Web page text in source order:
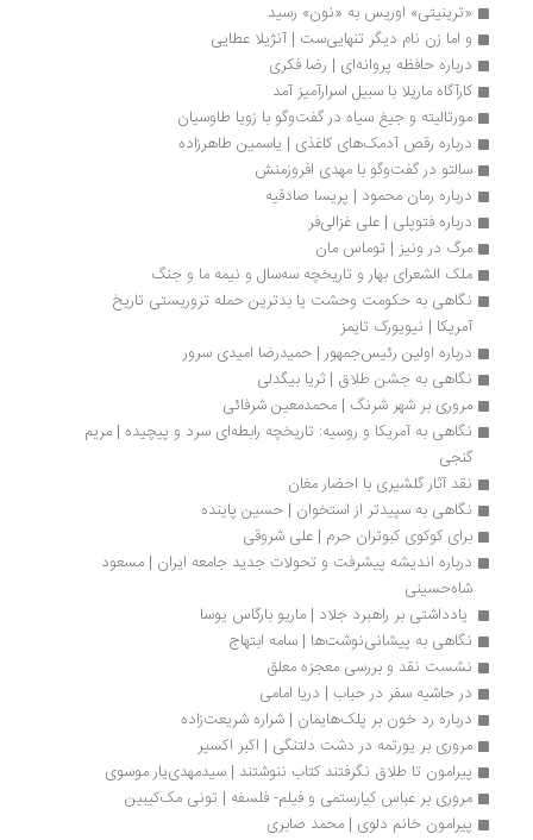
«ترینیتی» اوریس به «نون» رسید
و اما زن نام دیگر تنهایی‌ست | آنژیلا عطایی
درباره حافظه پروانه‌ای | رضا فکری
کارآگاه ماریلا با سبیل اسرارآمیز آمد
مورتالیته و جیغ سیاه در گفت‌وگو با زویا طاوسیان
درباره رقص آدمک‏‌های کاغذی | یاسمین طاهرزاده
سالتو در گفت‌وگو با مهدی افروزمنش
درباره رمان محمود | پریسا صادقیه
درباره فتوپلی | علی غزالی‌فر
مرگ در ونیز | توماس مان
ملک الشعرای بهار و تاریخچه سه‌سال و نیمه ما و جنگ
نگاهی به حکومت وحشت یا بدترین حمله تروریستی تاریخ
آمریکا | نیویورک تایمز
درباره اولین رئیس‌جمهور | حمیدرضا امیدی سرور
نگاهی به جشن طلاق | ثریا بیگدلی
مروری بر شهر شرنگ | محمدمعین شرفائی
نگاهی به آمریکا و روسیه: تاریخچه رابطه‌ای سرد و پیچیده | مریم
نقد آثار گلشیری با احضار مغان
نگاهی به سپیدتر از استخوان | حسین پاینده
برای کوکوی کبوتران حرم | علی شروقی
درباره اندیشه پیشرفت و تحولات جدید جامعه ایران | مسعود
شاه‌حسینی
یادداشتی بر راهبرد جلاد | ماریو بارگاس یوسا
نگاهی به پیشانی‌نوشت‌ها | سامه ابتهاج
نشست نقد و بررسی معجزه معلق
در حاشیه سفر در حباب | دریا امامی
درباره رد خون بر پلک‌هایمان | شراره شریعت‌زاده
مروری بر یورتمه در دشت دلتنگی | اکبر اکسیر
پیرامون تا طلاق نگرفتند کتاب ننوشتند | سیدمهدی‌یار موسوی
مروری بر عباس کیارستمی و فیلم- فلسفه | تونی مک‌کیبین
پیرامون خانم دلوی | محمد صابری